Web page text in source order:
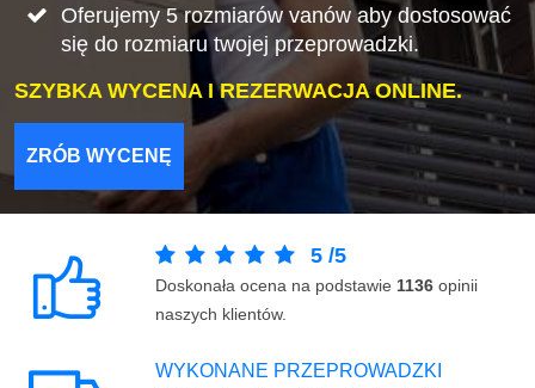
Oferujemy 5 rozmiarów vanów aby dostosować
się do rozmiaru twojej przeprowadzki.
SZYBKA WYCENA I REZERWACJA ONLINE.
ZRÓB WYCENĘ
5 /5
Doskonała ocena na podstawie 1136 opinii
naszych klientów.
WYKONANE PRZEPROWADZKI